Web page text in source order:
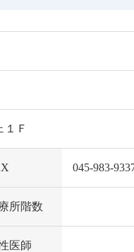
Ｆ
045-983-
所階数
医師